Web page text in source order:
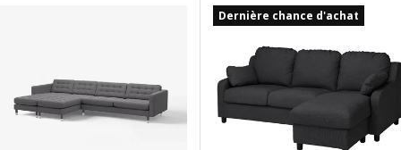
Dernière chance d'achat